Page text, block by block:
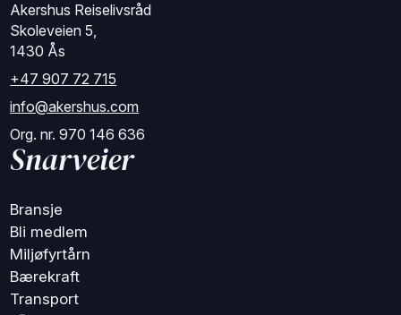
Akershus Reiselivsråd
Skoleveien 5,
1430 Ås
+47 907 72 715
info@akershus.com
Org. nr. 970 146 636
Snarveier
Bransje
Bli medlem
Miljøfyrtårn
Bærekraft
Transport